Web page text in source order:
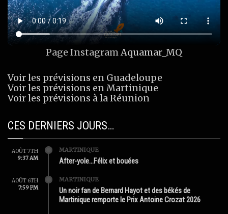
Page InstagramAquamar_MQ
Voir les prévisions en Guadeloupe
Voir les prévisions en Martinique
Voir les prévisions à la Réunion
CES DERNIERS JOURS…
AOÛT 7TH
9:37 AM
MARTINIQUE
After-yole…Félix et bouées
AOÛT 6TH
7:59 PM
MARTINIQUE
Un noir fan de Bernard Hayot et des békés de
Martinique remporte le Prix Antoine Crozat 2026